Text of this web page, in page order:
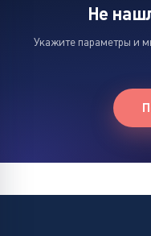
Не
Укажите параметры и